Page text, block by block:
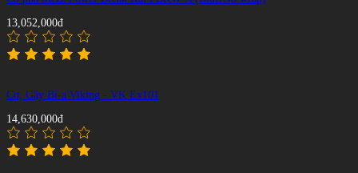
13,052,000đ
Cơ, Gậy Bi-a Viking - VK Ex101
14,630,000đ